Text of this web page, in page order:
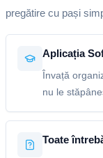
pregătire cu pași
Aplicația
Învață
nu le
Toate